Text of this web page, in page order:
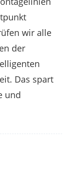
wir alle
der
Das spart
und